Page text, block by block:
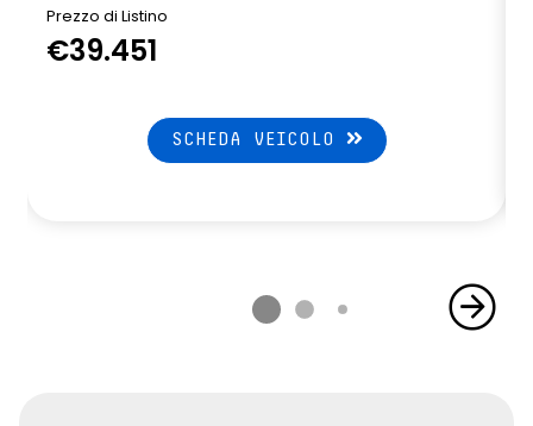
Prezzo di Listino
€39.451
SCHEDA VEICOLO